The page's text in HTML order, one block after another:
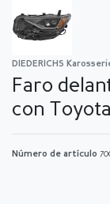
DIEDERICHS
Faro
con
Número de artículo